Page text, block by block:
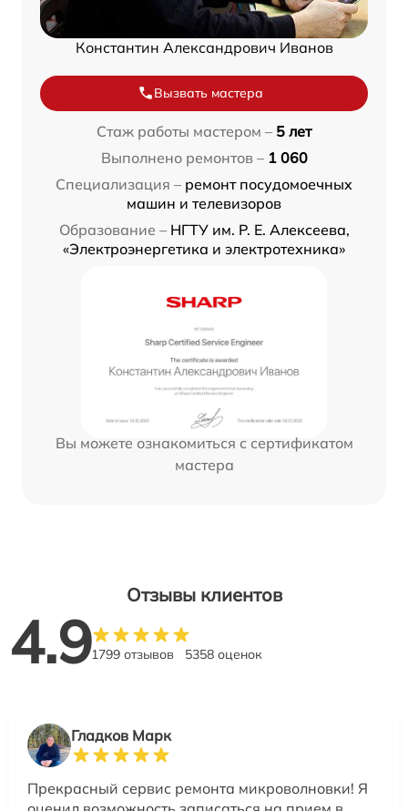
Константин Александрович Иванов
Вызвать мастера
Стаж работы мастером – 5 лет
Выполнено ремонтов – 1 060
Специализация – ремонт посудомоечных
машин и телевизоров
Образование – НГТУ им. Р. Е. Алексеева,
«Электроэнергетика и электротехника»
Вы можете ознакомиться с сертификатом
мастера
Отзывы клиентов
4.91799 отзывов 5358 оценок
Гладков Марк
Прекрасный сервис ремонта микроволновки! Я